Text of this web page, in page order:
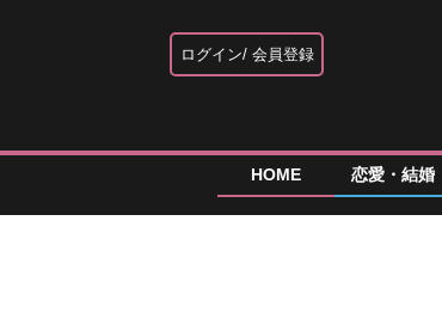
ログイン 会員登録
HOME 恋愛・結婚